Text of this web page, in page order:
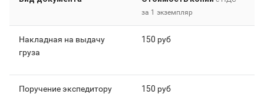
за 1 экземпляр
Накладная на выдачу
груза
150 руб
Поручение экспедитору
150 руб